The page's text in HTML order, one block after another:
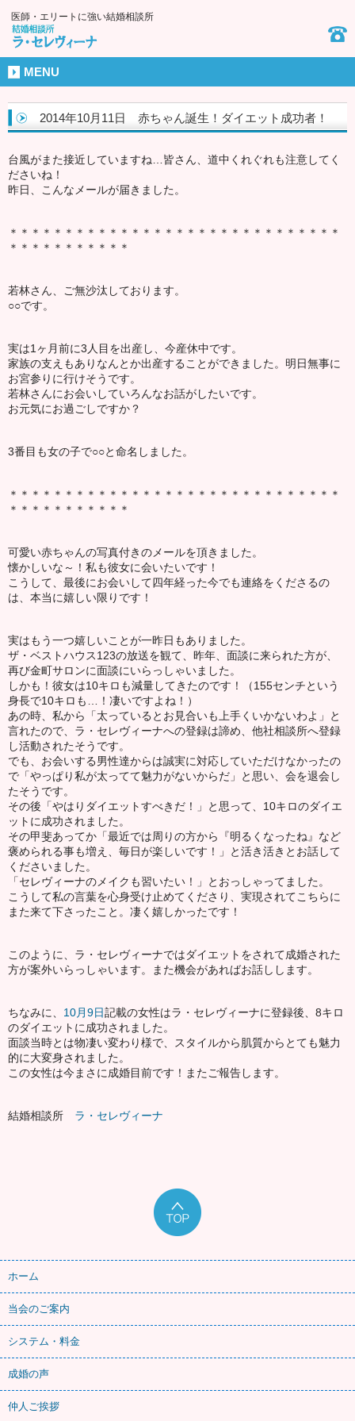
医師・エリートに強い結婚相談所
MENU
2014年10月11日 赤ちゃん誕生！ダイエット成功者！
台風がまた接近していますね…皆さん、道中くれぐれも注意してく
ださいね！
昨日、こんなメールが届きました。
＊＊＊＊＊＊＊＊＊＊＊＊＊＊＊＊＊＊＊＊＊＊＊＊＊＊＊＊＊＊
＊＊＊＊＊＊＊＊＊＊＊
若林さん、ご無沙汰しております。
○○です。
実は1ヶ月前に3人目を出産し、今産休中です。
家族の支えもありなんとか出産することができました。明日無事に
お宮参りに行けそうです。
若林さんにお会いしていろんなお話がしたいです。
お元気にお過ごしですか？
3番目も女の子で○○と命名しました。
＊＊＊＊＊＊＊＊＊＊＊＊＊＊＊＊＊＊＊＊＊＊＊＊＊＊＊＊＊＊
＊＊＊＊＊＊＊＊＊＊＊
可愛い赤ちゃんの写真付きのメールを頂きました。
懐かしいな～！私も彼女に会いたいです！
こうして、最後にお会いして四年経った今でも連絡をくださるの
は、本当に嬉しい限りです！
実はもう一つ嬉しいことが一昨日もありました。
ザ・ベストハウス123の放送を観て、昨年、面談に来られた方が、
再び金町サロンに面談にいらっしゃいました。
しかも！彼女は10キロも減量してきたのです！（155センチという
身長で10キロも…！凄いですよね！）
あの時、私から「太っているとお見合いも上手くいかないわよ」と
言れたので、ラ・セレヴィーナへの登録は諦め、他社相談所へ登録
し活動されたそうです。
でも、お会いする男性達からは誠実に対応していただけなかったの
で「やっぱり私が太ってて魅力がないからだ」と思い、会を退会し
たそうです。
その後「やはりダイエットすべきだ！」と思って、10キロのダイエ
ットに成功されました。
その甲斐あってか「最近では周りの方から『明るくなったね』など
褒められる事も増え、毎日が楽しいです！」と活き活きとお話して
くださいました。
「セレヴィーナのメイクも習いたい！」とおっしゃってました。
こうして私の言葉を心身受け止めてくださり、実現されてこちらに
また来て下さったこと。凄く嬉しかったです！
このように、ラ・セレヴィーナではダイエットをされて成婚された
方が案外いらっしゃいます。また機会があればお話しします。
ちなみに、 10月9日記載の女性はラ・セレヴィーナに登録後、8キロ
のダイエットに成功されました。
面談当時とは物凄い変わり様で、スタイルから肌質からとても魅力
的に大変身されました。
この女性は今まさに成婚目前です！またご報告します。
結婚相談所 ラ・セレヴィーナ
ホーム
当会のご案内
システム・料金
成婚の声
仲人ご挨拶